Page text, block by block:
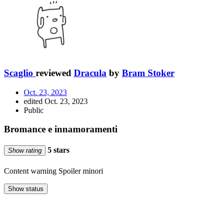
Scaglio reviewed Dracula by Bram Stoker
Oct. 23, 2023
edited Oct. 23, 2023
Public
Bromance e innamoramenti
Show rating 5 stars
Content warning Spoiler minori
Show status